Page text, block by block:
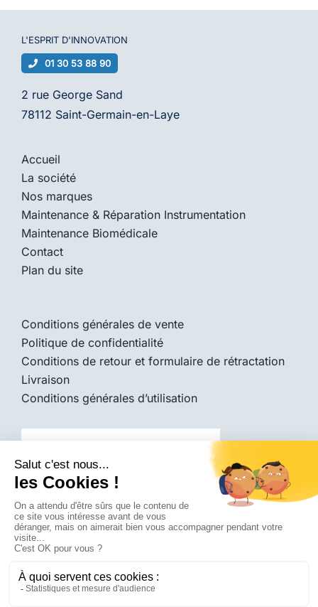
L'ESPRIT D'INNOVATION
01 30 53 88 90
2 rue George Sand
78112 Saint-Germain-en-Laye
Accueil
La société
Nos marques
Maintenance & Réparation Instrumentation
Maintenance Biomédicale
Contact
Plan du site
Conditions générales de vente
Politique de confidentialité
Conditions de retour et formulaire de rétractation
Livraison
Conditions générales d’utilisation